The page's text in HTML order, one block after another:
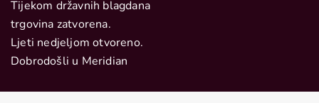
Tijekom državnih blagdana
trgovina zatvorena.
Ljeti nedjeljom otvoreno.
Dobrodošli u Meridian